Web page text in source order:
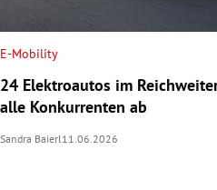
E-Mobility
24 Elektroautos im
alle Konkurrenten ab
Sandra Baierl11.06.2026